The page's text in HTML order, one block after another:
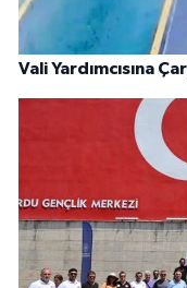
Vali Yardımcısına